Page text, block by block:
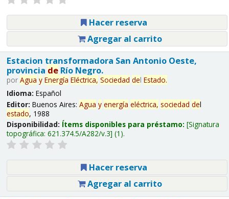
Hacer reserva
Agregar al carrito
Estacion transformadora San Antonio Oeste,
provincia deRío Negro.
por Agua y Energía Eléctrica, Sociedad del Estado.
Idioma: Español
Editor: Buenos Aires: Agua y energía eléctrica, sociedad del
estado, 1988
Disponibilidad: Ítems disponibles para préstamo: Signatura
topográfica: 621.374.5/A282/v.3 (1).
Hacer reserva
Agregar al carrito